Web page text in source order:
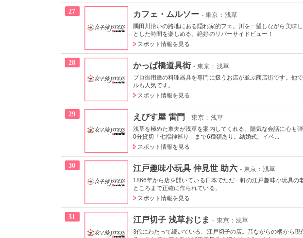
27 カフェ・ムルソー - 東京：浅草
隅田川沿いの路地にある隠れ家的フェ。川を一望しながら美味
とした時間を楽しめる。絶好のリバーサイドビュー！
スポット情報を見る
28 かっぱ橋道具街 - 東京：浅草
プロ御用達の料理器具を専門に扱うお店が並ぶ商店街です。他
ルも人気です。
スポット情報を見る
29 えびす屋 雷門 - 東京：浅草
浅草を極めた車夫が浅草を案内してくれる。陽気な会話に心も
0分貸切「七福神巡り」まで6種類あり。結婚式、イベ...
スポット情報を見る
30 江戸趣味小玩具 仲見世 助六 - 東京：浅草
1866年から店を開いている日本でただ一軒の江戸趣味小玩具の
ところまで正確に作られている。
スポット情報を見る
31 江戸切子 浅草おじま - 東京：浅草
3代にわたって続いている、江戸切子の店。昔ながらの柄から